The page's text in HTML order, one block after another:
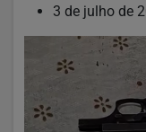
3 de julho de